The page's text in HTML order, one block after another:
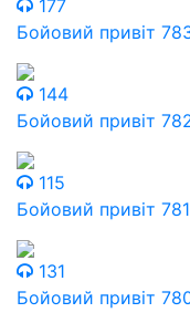
177
Бойовий привіт
144
Бойовий привіт
115
Бойовий привіт 781
131
Бойовий привіт